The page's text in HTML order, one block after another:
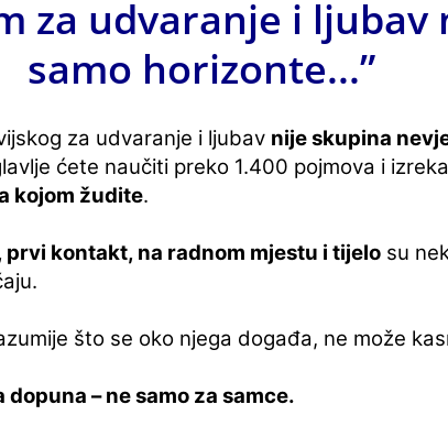
za udvaranje i
samo horizonte...”
za udvaranje i ljubav nije skupina
ćete naučiti preko 1.400 pojmova i
kojom žudite.
prvi kontakt, na radnom mjestu i tijelo su
što se oko njega događa, ne može
dopuna – ne samo za samce.